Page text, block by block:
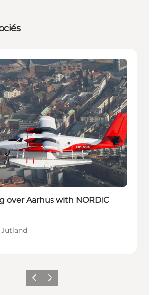
over Aarhus with NORDIC
Jutland
PrécédentSuivant